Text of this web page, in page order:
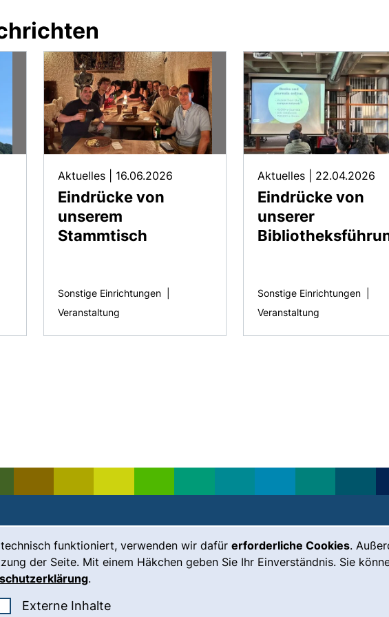
funktioniert, verwenden wir dafür erforderliche Cookies.
der Seite. Mit einem Häkchen geben Sie Ihr Einverständnis. Sie
.
Cookies akzeptieren
Externe Inhalte: Externe Inhalte / Cookies akzeptieren
Eindrücke von
unserem
Stammtisch
Aktuelles 16.06.2026
Sonstige Einrichtungen
Veranstaltung
Eindrücke von
unserer
Aktuelles 22.04.2026
Sonstige Einrichtungen
Veranstaltung
Kontakt
Karriere
Presse
Leichte Sprache
Gebärdensprache
Impressum